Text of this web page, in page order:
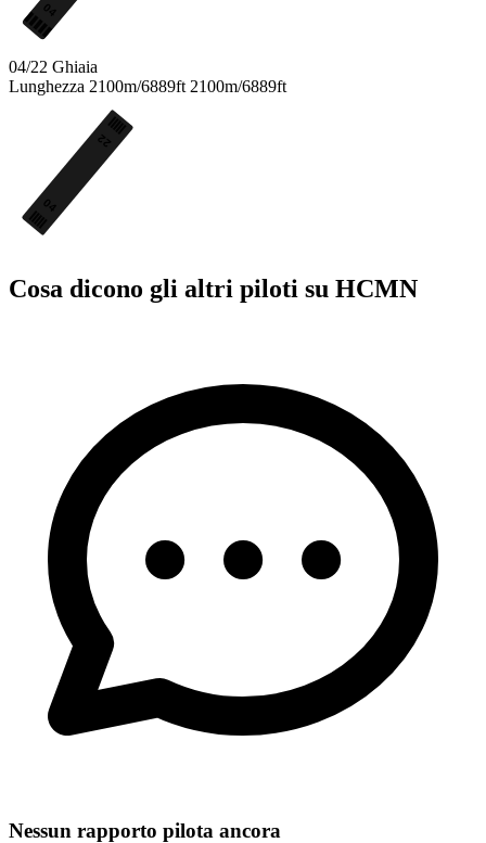
04
04/22 Ghiaia
Lunghezza 2100m/6889ft 2100m/6889ft
22
04
Cosa dicono gli altri piloti su HCMN
Nessun rapporto pilota ancora